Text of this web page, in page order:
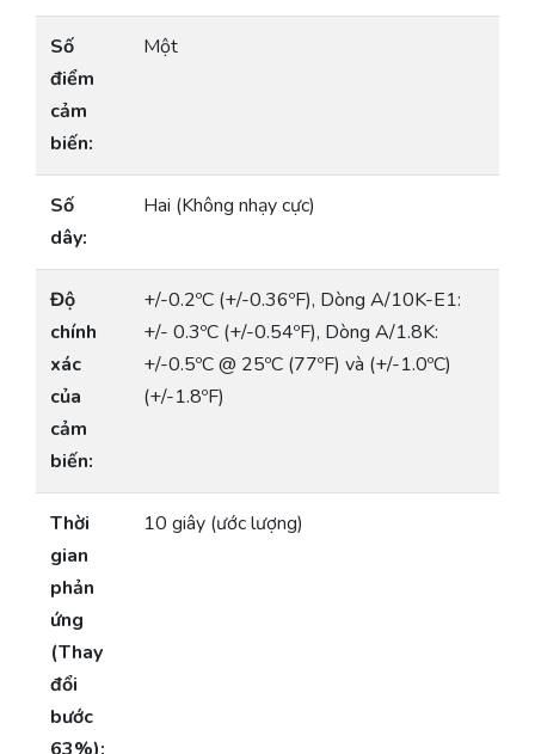
Số
điểm
cảm
biến:
Một
Số
dây:
Hai (Không nhạy cực)
Độ
chính
xác
của
cảm
biến:
+/-0.2ºC (+/-0.36ºF), Dòng A/10K-E1:
+/- 0.3ºC (+/-0.54ºF), Dòng A/1.8K:
+/-0.5ºC @ 25ºC (77ºF) và (+/-1.0ºC)
(+/-1.8ºF)
Thời
gian
phản
ứng
(Thay
đổi
bước
10 giây (ước lượng)